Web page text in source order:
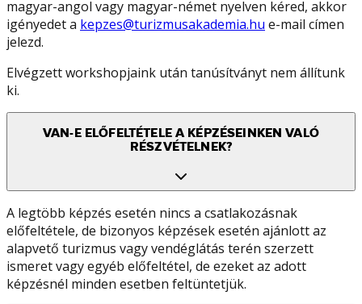
magyar-angol vagy magyar-német nyelven kéred, akkor
igényedet a kepzes@turizmusakademia.hu e-mail címen
jelezd.
Elvégzett workshopjaink után tanúsítványt nem állítunk
ki.
VAN-E ELŐFELTÉTELE A KÉPZÉSEINKEN VALÓ
RÉSZVÉTELNEK?
A legtöbb képzés esetén nincs a csatlakozásnak
előfeltétele, de bizonyos képzések esetén ajánlott az
alapvető turizmus vagy vendéglátás terén szerzett
ismeret vagy egyéb előfeltétel, de ezeket az adott
képzésnél minden esetben feltüntetjük.